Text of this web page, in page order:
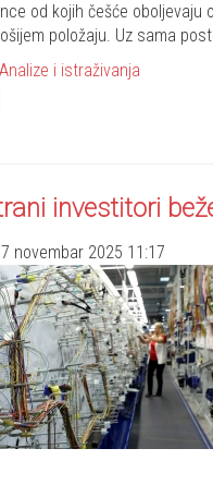
od kojih češće oboljevaju
položaju. Uz sama
Analize i istraživanja
investitori
novembar 2025 11:17